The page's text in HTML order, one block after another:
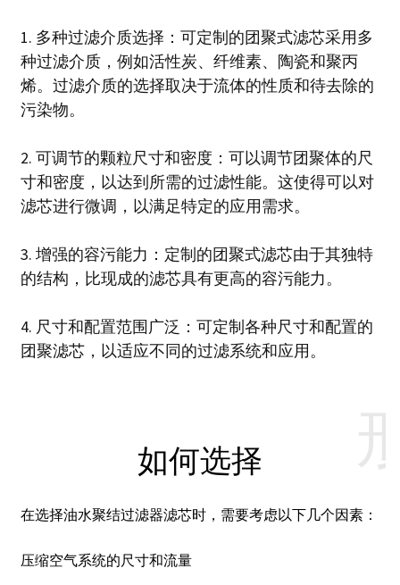
1. 多种过滤介质选择：可定制的团聚式滤芯采用多
种过滤介质，例如活性炭、纤维素、陶瓷和聚丙
烯。过滤介质的选择取决于流体的性质和待去除的
污染物。
2. 可调节的颗粒尺寸和密度：可以调节团聚体的尺
寸和密度，以达到所需的过滤性能。这使得可以对
滤芯进行微调，以满足特定的应用需求。
3. 增强的容污能力：定制的团聚式滤芯由于其独特
的结构，比现成的滤芯具有更高的容污能力。
4. 尺寸和配置范围广泛：可定制各种尺寸和配置的
团聚滤芯，以适应不同的过滤系统和应用。
如何选择
在选择油水聚结过滤器滤芯时，需要考虑以下几个因素：
压缩空气系统的尺寸和流量